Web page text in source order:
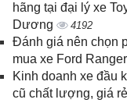
hãng tại đại lý xe
Dương
4192
Đánh giá nên chọn
mua xe Ford
Kinh doanh xe đầu
cũ chất lượng, giá rẻ